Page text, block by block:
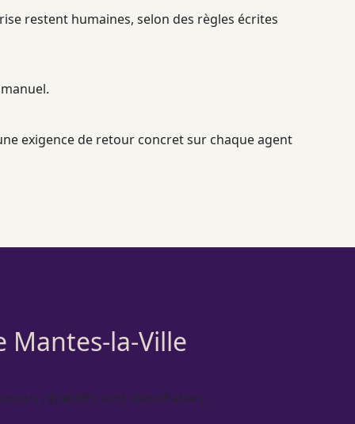
restent humaines, selon des règles écrites
exigence de retour concret sur chaqueagent
Mantes-la-Ville
répétitifs sont identifiables.